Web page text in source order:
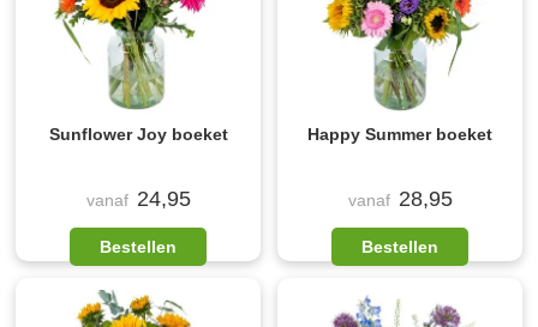
Sunflower Joy boeket
vanaf 24,95
Bestellen
Happy Summer boeket
vanaf 28,95
Bestellen